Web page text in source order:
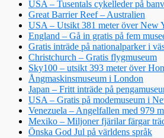
USA – Tusentals cykelleder på
Great Barrier Reef – Australien
USA – Utsikt 381 meter över New
England – Gå in gratis på fem
Gratis inträde på nationalparker i
Christchurch – Gratis flygmuseum
Sky100 – utsikt 393 meter över
Ångmaskinsmuseum i London
Japan – Fritt inträde på
USA – Gratis på modemuseum i
Venezuela – Angelfallen med 979
Mexiko – Miljoner fjärilar färgar
Önska God Jul på världens språk